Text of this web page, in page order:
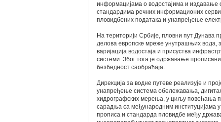
информацијама о водостајима и издавање
стандардима речних информационих
пловидбених података и унапређење
На територији Србије, пловни пут Дунава
делова европске мреже унутрашњих вода,
варијација водостаја и присуства
системи. Због тога је одржавање
безбедност саобраћаја.
Дирекција за водне путеве реализује и
унапређење система обележавања,
хидрографских мерења, у циљу повећања
сарадња са међународним институцијама
прописа и стандарда пловидбе међу